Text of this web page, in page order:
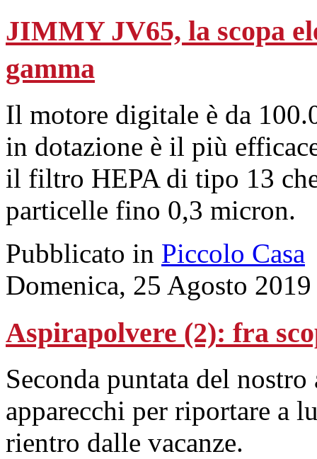
JIMMY JV65, la scopa
gamma
Il motore digitale è da
in dotazione è il più
il filtro HEPA di tipo 13
particelle fino 0,3 micron.
Pubblicato in Piccolo Casa
Domenica, 25 Agosto
Aspirapolvere (2): fra
Seconda puntata del
apparecchi per riportare a
rientro dalle vacanze.